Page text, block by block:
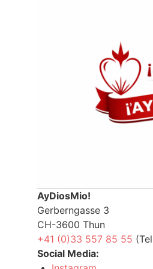
AyDiosMio!
Gerberngasse 3
CH-3600 Thun
+41 (0)33 557 85 55
Social Media: